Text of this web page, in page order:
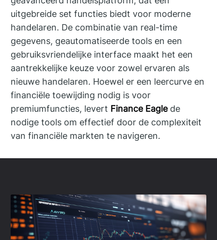
uitgebreide set functies biedt voor moderne
handelaren. De combinatie van real-time
gegevens, geautomatiseerde tools en een
gebruiksvriendelijke interface maakt het een
aantrekkelijke keuze voor zowel ervaren als
nieuwe handelaren. Hoewel er een leercurve en
financiële toewijding nodig is voor
premiumfuncties, levert Finance Eaglede
nodige tools om effectief door de complexiteit
van financiële markten te navigeren.